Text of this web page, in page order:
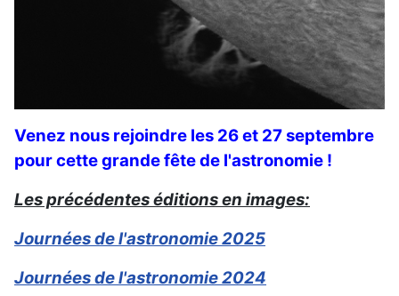
Venez nous rejoindre les 26 et 27 septembre
pour cette grande fête de l'astronomie !
Les précédentes éditions en images:
Journées de l'astronomie 2025
Journées de l'astronomie 2024